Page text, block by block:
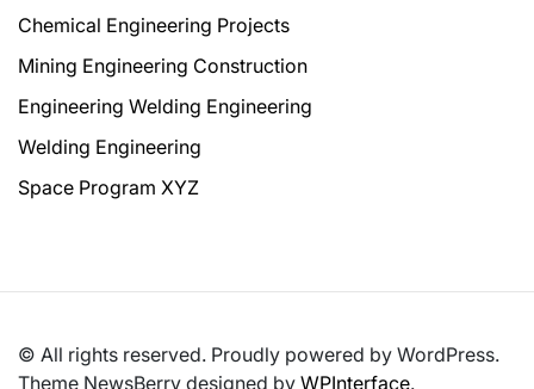
Chemical Engineering Projects
Mining Engineering Construction
Engineering Welding Engineering
Welding Engineering
Space Program XYZ
© All rights reserved. Proudly powered by WordPress.
Theme NewsBerry designed by WPInterface.